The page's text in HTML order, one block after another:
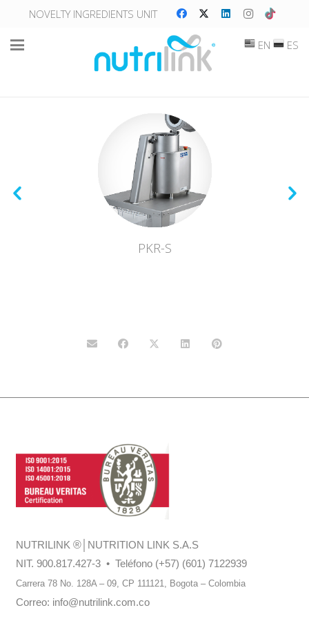
NOVELTY INGREDIENTS UNIT
EN ES
PKR-S
NUTRILINK ®│NUTRITION LINK S.A.S
NIT. 900.817.427-3 • Teléfono (+57) (601) 7122939
Carrera 78 No. 128A – 09, CP 111121, Bogota – Colombia
Correo: info@nutrilink.com.co